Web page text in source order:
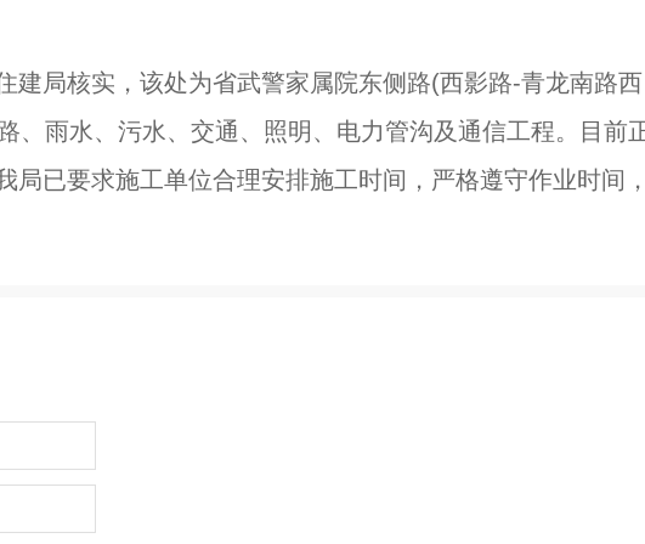
建局核实，该处为省武警家属院东侧路(西影路-青龙南路西
、雨水、污水、交通、照明、电力管沟及通信工程。目前
局已要求施工单位合理安排施工时间，严格遵守作业时间